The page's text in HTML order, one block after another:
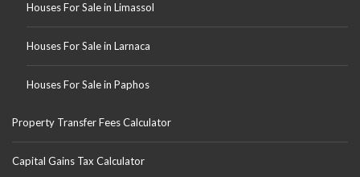
Houses For Sale in Limassol
Houses For Sale in Larnaca
Houses For Sale in Paphos
Property Transfer Fees Calculator
Capital Gains Tax Calculator